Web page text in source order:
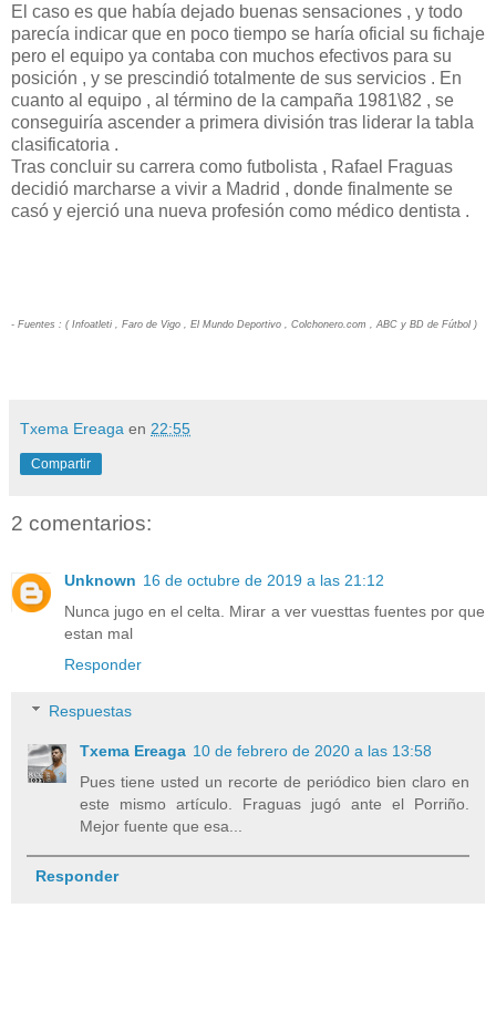
El caso es que había dejado buenas sensaciones , y todo
parecía indicar que en poco tiempo se haría oficial su fichaje
pero el equipo ya contaba con muchos efectivos para su
posición , y se prescindió totalmente de sus servicios . En
cuanto al equipo , al término de la campaña 1981\82 , se
conseguiría ascender a primera división tras liderar la tabla
clasificatoria .
Tras concluir su carrera como futbolista , Rafael Fraguas
decidió marcharse a vivir a Madrid , donde finalmente se
casó y ejerció una nueva profesión como médico dentista .
- Fuentes : ( Infoatleti , Faro de Vigo , El Mundo Deportivo , Colchonero.com , ABC y BD de Fútbol )
Txema Ereaga en 22:55
Compartir
2 comentarios:
Unknown 16 de octubre de 2019 a las 21:12
Nunca jugo en el celta. Mirar a ver vuesttas fuentes por que
estan mal
Responder
Respuestas
Txema Ereaga 10 de febrero de 2020 a las 13:58
Pues tiene usted un recorte de periódico bien claro en
este mismo artículo. Fraguas jugó ante el Porriño.
Mejor fuente que esa...
Responder